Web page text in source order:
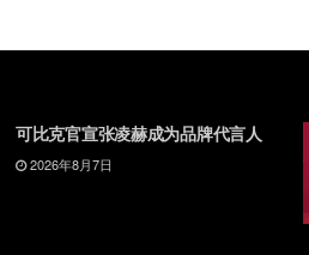
可比克官宣张凌赫成为品牌代言人
2026年8月7日